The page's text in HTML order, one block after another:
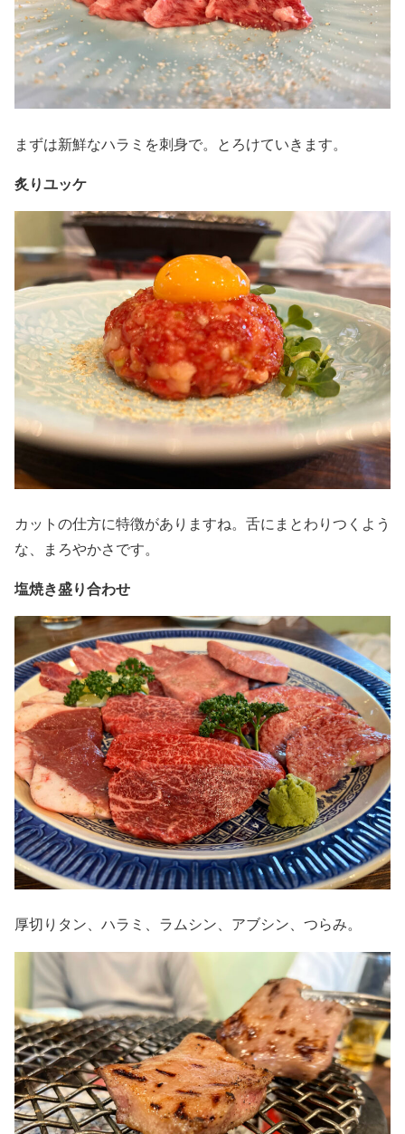
まずは新鮮なハラミを刺身で。とろけていきます。
炙りユッケ
カットの仕方に特徴がありますね。舌にまとわりつくよう
な、まろやかさです。
塩焼き盛り合わせ
厚切りタン、ハラミ、ラムシン、アブシン、つらみ。